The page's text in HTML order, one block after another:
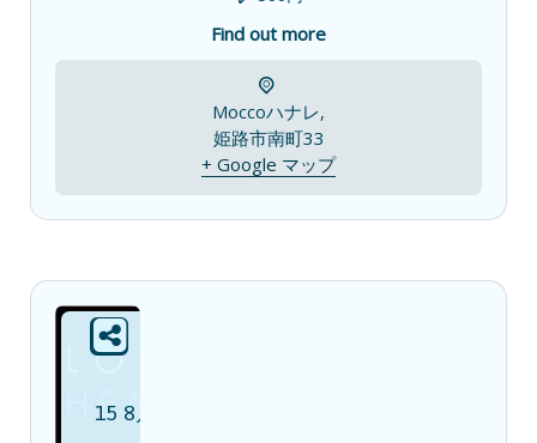
Find out more
Moccoハナレ,
姫路市南町33
+ Google マップ
15 8月